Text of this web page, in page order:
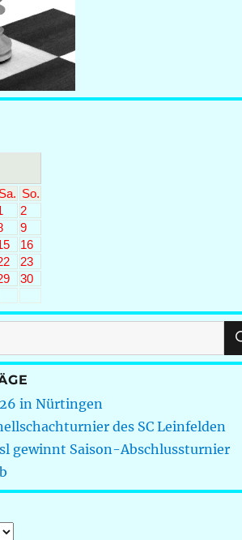
Sa. So.
2
9
16
23
30
in Nürtingen
des SC Leinfelden
gewinnt Saison-Abschlussturnier